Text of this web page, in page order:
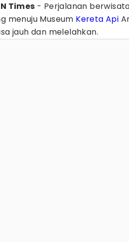
Times - Perjalanan
menuju Museum Kereta Api
jauh dan melelahkan.